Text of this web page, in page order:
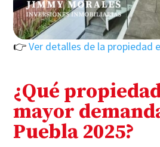
👉Ver detalles de la propiedad
¿Qué
mayor
Puebla 2025?